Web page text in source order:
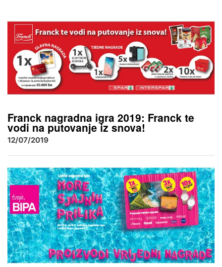
Franck nagradna igra 2019: Franck te
vodi na putovanje iz snova!
12/07/2019